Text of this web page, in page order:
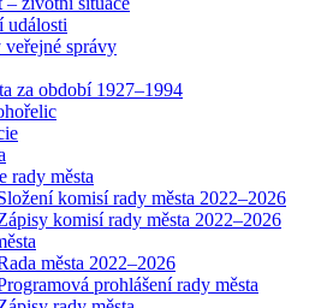
události
veřejné správy
za období 1927–1994
rady města
komisí rady města 2022–2026
komisí rady města 2022–2026
města 2022–2026
prohlášení rady města